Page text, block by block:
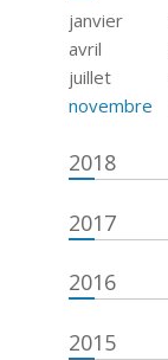
janvier
avril
juillet
novembre
2018
2017
2016
2015